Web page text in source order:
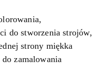
do stworzenia strojów,
strony miękka
zamalowania